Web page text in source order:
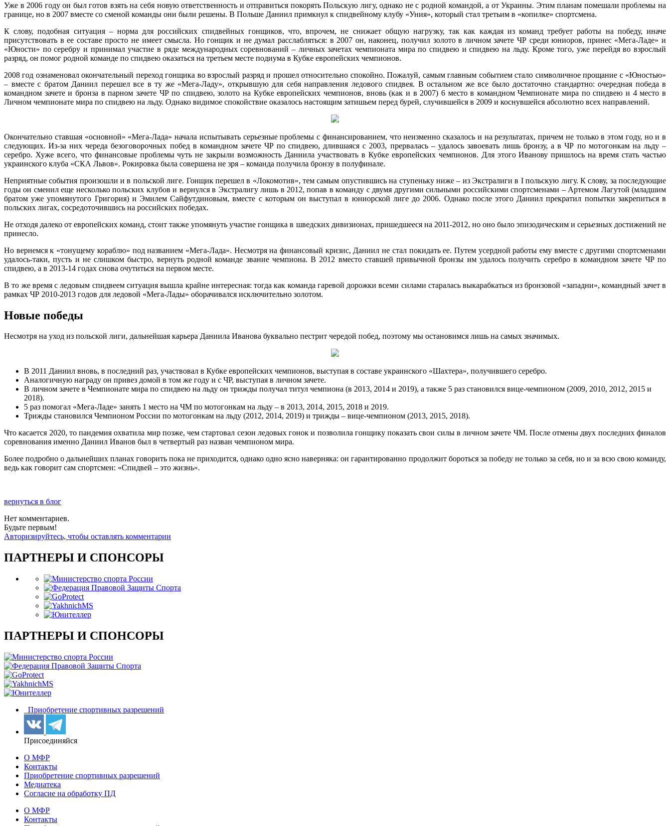
Уже в 2006 году он был готов взять на себя новую ответственность и отправиться покорять Польскую лигу, однако не с родной командой, а от Украины. Этим планам помешали проблемы на
границе, но в 2007 вместе со сменой команды они были решены. В Польше Даниил примкнул к спидвейному клубу «Уния», который стал третьим в «копилке» спортсмена.
К слову, подобная ситуация – норма для российских спидвейных гонщиков, что, впрочем, не снижает общую нагрузку, так как каждая из команд требует работы на победу, иначе
присутствовать в ее составе просто не имеет смысла. Но гонщик и не думал расслабляться: в 2007 он, наконец, получил золото в личном зачете ЧР среди юниоров, принес «Мега-Ладе» и
«Юности» по серебру и принимал участие в ряде международных соревнований – личных зачетах чемпионата мира по спидвею и спидвею на льду. Кроме того, уже перейдя во взрослый
разряд, он помог родной команде по спидвею оказаться на третьем месте подиума в Кубке европейских чемпионов.
2008 год ознаменовал окончательный переход гонщика во взрослый разряд и прошел относительно спокойно. Пожалуй, самым главным событием стало символичное прощание с «Юностью»
– вместе с братом Даниил перешел все в ту же «Мега-Ладу», открывшую для себя направления ледового спидвея. В остальном же все было достаточно стандартно: очередная победа в
командном зачете и бронза в парном зачете ЧР по спидвею, золото на Кубке европейских чемпионов, вновь (как и в 2007) 6 место в командном Чемпионате мира по спидвею и 4 место в
Личном чемпионате мира по спидвею на льду. Однако видимое спокойствие оказалось настоящим затишьем перед бурей, случившейся в 2009 и коснувшейся абсолютно всех направлений.
Окончательно ставшая «основной» «Мега-Лада» начала испытывать серьезные проблемы с финансированием, что неизменно сказалось и на результатах, причем не только в этом году, но и в
следующих. Из-за них череда безоговорочных побед в командном зачете ЧР по спидвею, длившаяся с 2003, прервалась – удалось завоевать лишь бронзу, а в ЧР по мотогонкам на льду –
серебро. Хуже всего, что финансовые проблемы чуть не закрыли возможность Даниила участвовать в Кубке европейских чемпионов. Для этого Иванову пришлось на время стать частью
украинского клуба «СКА Львов». Рокировка была совершена не зря – команда получила бронзу в полуфинале.
Неприятные события произошли и в польской лиге. Гонщик перешел в «Локомотив», тем самым опустившись на ступеньку ниже – из Экстралиги в I польскую лигу. К слову, за последующие
годы он сменил еще несколько польских клубов и вернулся в Экстралигу лишь в 2012, попав в команду с двумя другими сильными российскими спортсменами – Артемом Лагутой (младшим
братом уже упомянутого Григория) и Эмилем Сайфутдиновым, вместе с которым он выступал в юниорской лиге до 2006. Однако после этого Даниил прекратил попытки закрепиться в
польских лигах, сосредоточившись на российских победах.
Не отходя далеко от европейских команд, стоит также упомянуть участие гонщика в шведских дивизионах, пришедшееся на 2011-2012, но оно было эпизодическим и серьезных достижений не
принесло.
Но вернемся к «тонущему кораблю» под названием «Мега-Лада». Несмотря на финансовый кризис, Даниил не стал покидать ее. Путем усердной работы ему вместе с другими спортсменами
удалось-таки, пусть и не слишком быстро, вернуть родной команде звание чемпиона. В 2012 вместо ставшей привычной бронзы им удалось получить серебро в командном зачете ЧР по
спидвею, а в 2013-14 годах снова очутиться на первом месте.
В то же время с ледовым спидвеем ситуация вышла крайне интересная: тогда как команда гаревой дорожки всеми силами старалась выкарабкаться из бронзовой «западни», командный зачет в
рамках ЧР 2010-2013 годов для ледовой «Мега-Лады» оборачивался исключительно золотом.
Новые победы
Несмотря на уход из польской лиги, дальнейшая карьера Даниила Иванова буквально пестрит чередой побед, поэтому мы остановимся лишь на самых значимых.
В 2011 Даниил вновь, в последний раз, участвовал в Кубке европейских чемпионов, выступая в составе украинского «Шахтера», получившего серебро.
Аналогичную награду он привез домой в том же году и с ЧР, выступая в личном зачете.
В личном зачете в Чемпионате мира по спидвею на льду он трижды получал титул чемпиона (в 2013, 2014 и 2019), а также 5 раз становился вице-чемпионом (2009, 2010, 2012, 2015 и
2018).
5 раз помогал «Мега-Ладе» занять 1 место на ЧМ по мотогонкам на льду – в 2013, 2014, 2015, 2018 и 2019.
Трижды становился Чемпионом России по мотогонкам на льду (2012, 2014, 2019) и трижды – вице-чемпионом (2013, 2015, 2018).
Что касается 2020, то пандемия охватила мир позже, чем стартовал сезон ледовых гонок и позволила гонщику показать свои силы в личном зачете ЧМ. После отмены двух последних финалов
соревнования именно Даниил Иванов был в четвертый раз назван чемпионом мира.
Более подробно о дальнейших планах говорить пока не приходится, однако одно ясно наверняка: он гарантированно продолжит бороться за победу не только за себя, но и за всю свою команду,
ведь как говорит сам спортсмен: «Спидвей – это жизнь».
вернуться в блог
Нет комментариев.
Будьте первым!
Авторизируйтесь, чтобы оставлять комментарии
ПАРТНЕРЫ И СПОНСОРЫ
ПАРТНЕРЫ И СПОНСОРЫ
Приобретение спортивных разрешений
Присоединяйся
О МФР
Контакты
Приобретение спортивных разрешений
Медиатека
Согласие на обработку ПД
О МФР
Контакты